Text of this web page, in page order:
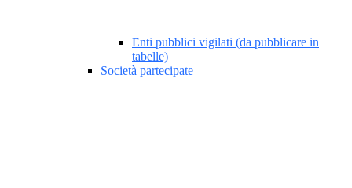
Enti pubblici vigilati (da pubblicare in
tabelle)
Società partecipate